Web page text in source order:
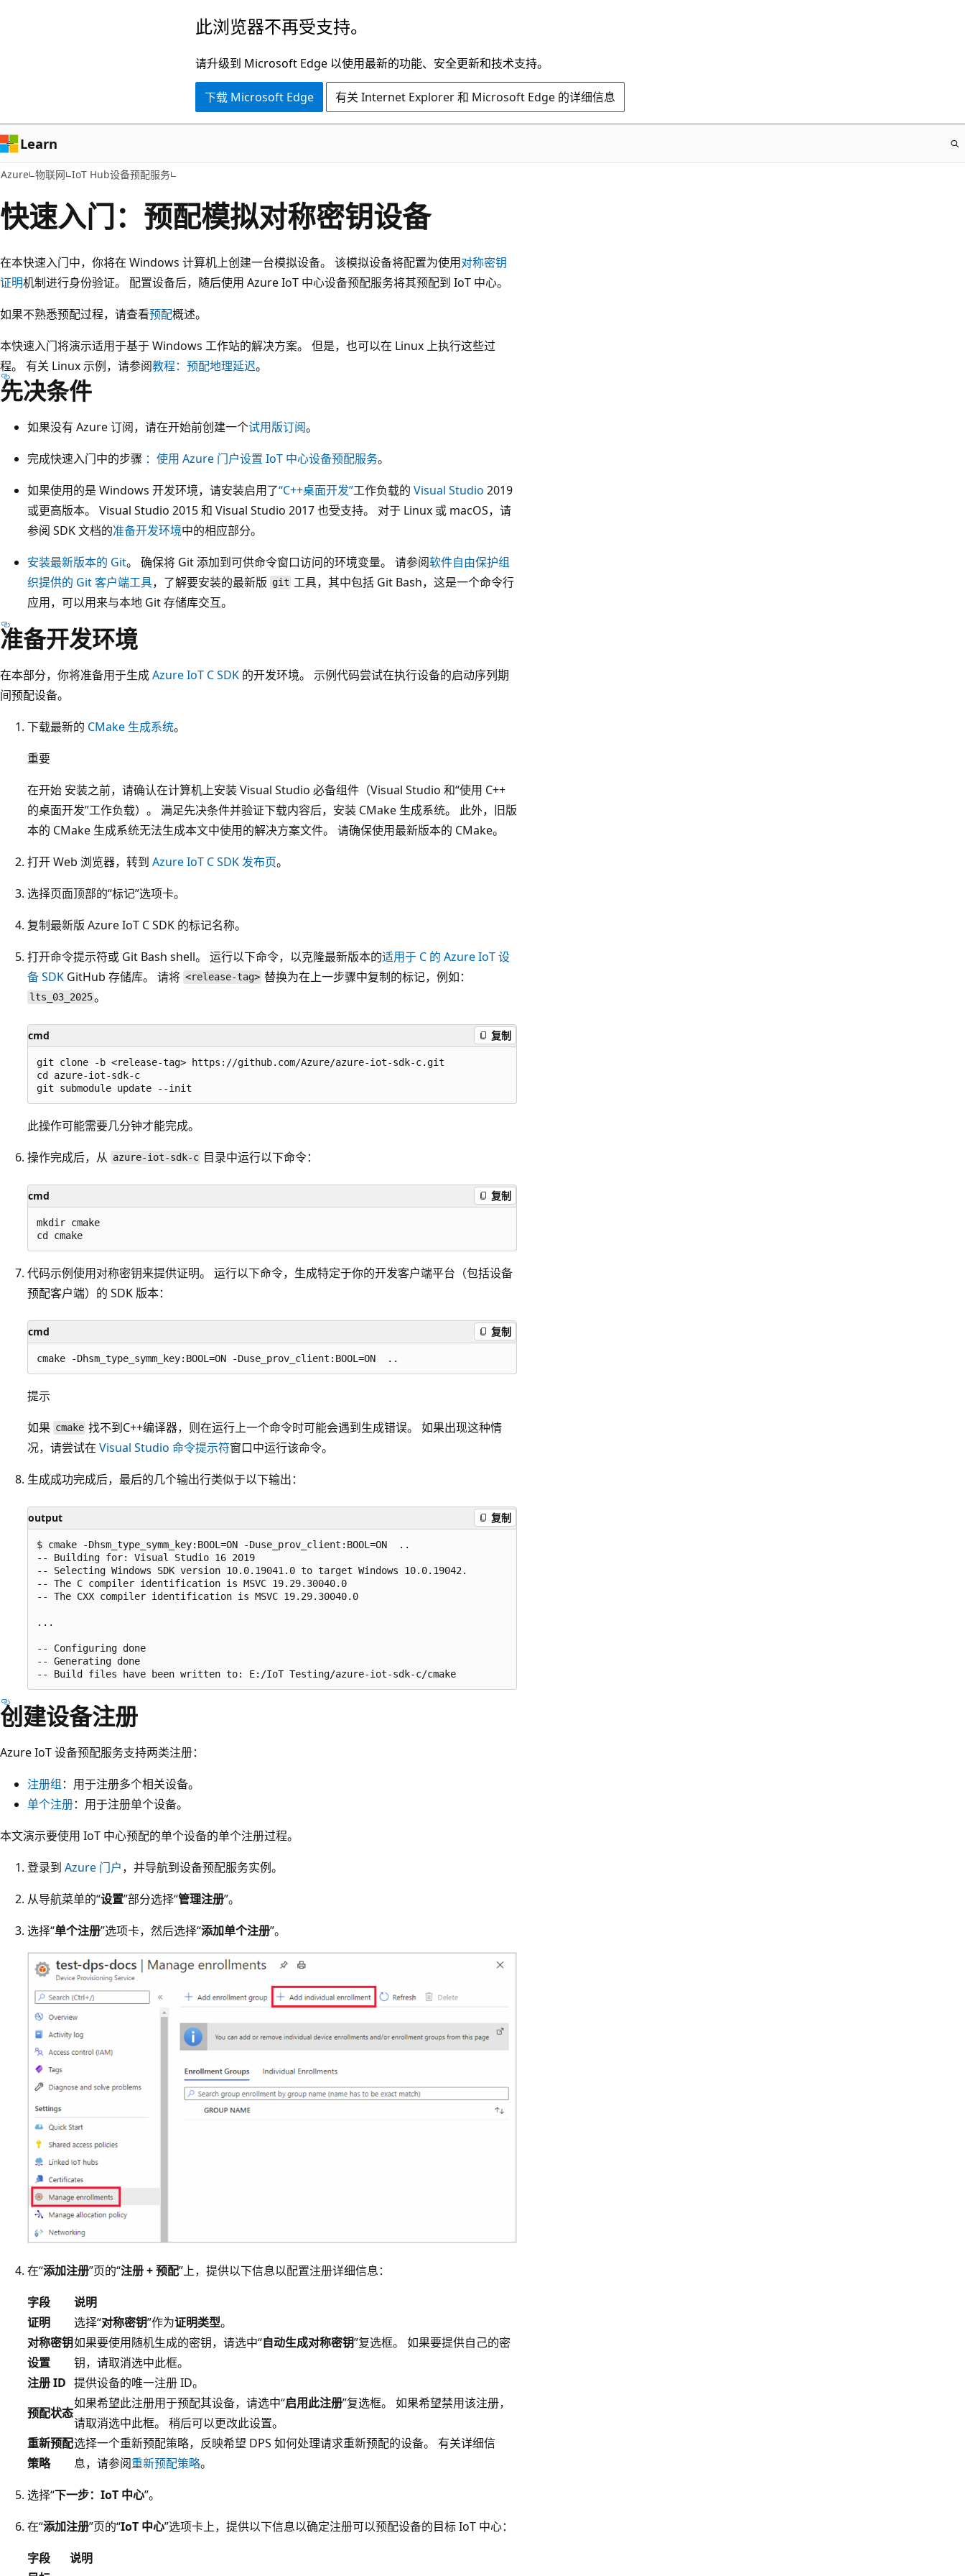
容
此浏览器不再受支持。
请升级到 Microsoft Edge 以使用最新的功能、安全更新和技术支持。
下载 Microsoft Edge 有关 Internet Explorer 和 Microsoft Edge 的详细信息
Learn
Azure 物联网 IoT Hub设备预配服务
快速入门：预配模拟对称密钥设备
在本快速入门中，你将在 Windows 计算机上创建一台模拟设备。 该模拟设备将配置为使用对称密钥
证明机制进行身份验证。 配置设备后，随后使用 Azure IoT 中心设备预配服务将其预配到 IoT 中心。
如果不熟悉预配过程，请查看预配概述。
本快速入门将演示适用于基于 Windows 工作站的解决方案。 但是，也可以在 Linux 上执行这些过
程。 有关 Linux 示例，请参阅教程：预配地理延迟。
先决条件
如果没有 Azure 订阅，请在开始前创建一个试用版订阅。
完成快速入门中的步骤 ：使用 Azure 门户设置 IoT 中心设备预配服务。
如果使用的是 Windows 开发环境，请安装启用了“C++桌面开发”工作负载的 Visual Studio 2019
或更高版本。 Visual Studio 2015 和 Visual Studio 2017 也受支持。 对于 Linux 或 macOS，请
参阅 SDK 文档的准备开发环境中的相应部分。
安装最新版本的 Git。 确保将 Git 添加到可供命令窗口访问的环境变量。 请参阅软件自由保护组
织提供的 Git 客户端工具，了解要安装的最新版 git 工具，其中包括 Git Bash，这是一个命令行
应用，可以用来与本地 Git 存储库交互。
准备开发环境
在本部分，你将准备用于生成Azure IoT C SDK 的开发环境。 示例代码尝试在执行设备的启动序列期
间预配设备。
下载最新的 CMake 生成系统。
重要
在开始 安装之前，请确认在计算机上安装 Visual Studio 必备组件（Visual Studio 和“使用 C++
的桌面开发”工作负载）。 满足先决条件并验证下载内容后，安装 CMake 生成系统。 此外，旧版
本的 CMake 生成系统无法生成本文中使用的解决方案文件。 请确保使用最新版本的 CMake。
打开 Web 浏览器，转到 Azure IoT C SDK 发布页。
选择页面顶部的“标记”选项卡。
复制最新版 Azure IoT C SDK 的标记名称。
打开命令提示符或 Git Bash shell。 运行以下命令，以克隆最新版本的适用于 C 的 Azure IoT 设
备 SDK GitHub 存储库。 请将 <release-tag> 替换为在上一步骤中复制的标记，例如：
lts_03_2025。
cmd 复制
git clone -b <release-tag> https://github.com/Azure/azure-iot-sdk-c.git
cd azure-iot-sdk-c
此操作可能需要几分钟才能完成。
操作完成后，从 azure-iot-sdk-c 目录中运行以下命令：
cmd 复制
mkdir cmake
代码示例使用对称密钥来提供证明。 运行以下命令，生成特定于你的开发客户端平台（包括设备
预配客户端）的 SDK 版本：
cmd 复制
提示
如果 cmake 找不到C++编译器，则在运行上一个命令时可能会遇到生成错误。 如果出现这种情
况，请尝试在 Visual Studio 命令提示符窗口中运行该命令。
生成成功完成后，最后的几个输出行类似于以下输出：
output 复制
$ cmake -Dhsm_type_symm_key:BOOL=ON -Duse_prov_client:BOOL=ON  ..
-- Building for: Visual Studio 16 2019
-- Selecting Windows SDK version 10.0.19041.0 to target Windows 10.0.19042.
-- The C compiler identification is MSVC 19.29.30040.0
-- The CXX compiler identification is MSVC 19.29.30040.0
...
-- Configuring done
-- Generating done
创建设备注册
Azure IoT 设备预配服务支持两类注册：
注册组 ：用于注册多个相关设备。
单个注册：用于注册单个设备。
本文演示要使用 IoT 中心预配的单个设备的单个注册过程。
登录到 Azure 门户，并导航到设备预配服务实例。
从导航菜单的“设置”部分选择“管理注册”。
选择“单个注册”选项卡，然后选择“添加单个注册”。
在“添加注册”页的“注册 + 预配”上，提供以下信息以配置注册详细信息：
字段
说明
证明
选择“对称密钥”作为证明类型。
对称密钥
设置
如果要使用随机生成的密钥，请选中“自动生成对称密钥”复选框。 如果要提供自己的密
钥，请取消选中此框。
注册 ID 提供设备的唯一注册 ID。
预配状态
如果希望此注册用于预配其设备，请选中“启用此注册”复选框。 如果希望禁用该注册，
请取消选中此框。 稍后可以更改此设置。
重新预配
策略
选择一个重新预配策略，反映希望 DPS 如何处理请求重新预配的设备。 有关详细信
息，请参阅重新预配策略。
选择“下一步：IoT 中心”。
在“添加注册”页的“IoT 中心”选项卡上，提供以下信息以确定注册可以预配设备的目标 IoT 中心：
字段
说明